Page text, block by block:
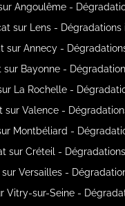
Angoulême -
sur Lens -
sur Annecy -
sur Bayonne -
La Rochelle -
sur Valence -
Montbéliard -
sur Créteil -
sur Versailles -
Vitry-sur-Seine -